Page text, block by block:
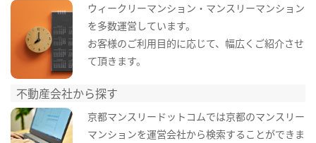
ウィークリーマンション・マンスリーマンション
を多数運営しています。
お客様のご利用目的に応じて、幅広くご紹介させ
て頂きます。
不動産会社から探す
京都マンスリードットコムでは京都のマンスリー
マンションを運営会社から検索することができま